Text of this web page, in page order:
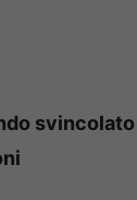
svincolato